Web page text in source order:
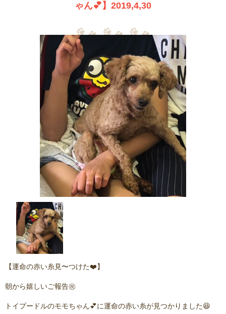
ゃん💕】2019,4,30
【運命の赤い糸見〜つけた❤️】
朝から嬉しいご報告㊗️
トイプードルのモモちゃん💕に運命の赤い糸が見つかりました😆